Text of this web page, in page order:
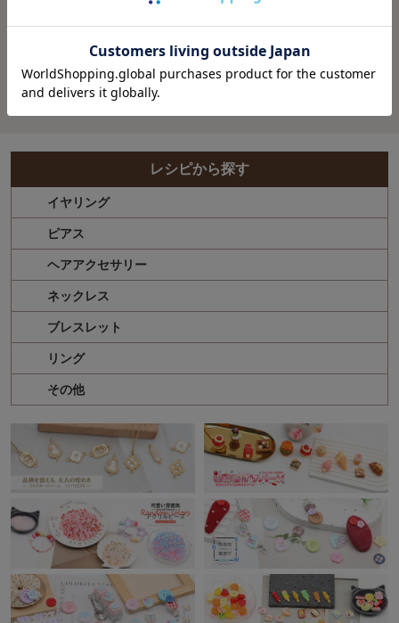
かわいいリング デ
ザインリング 指輪
レシピから探す
イヤリング
ピアス
ヘアアクセサリー
ネックレス
ブレスレット
リング
その他